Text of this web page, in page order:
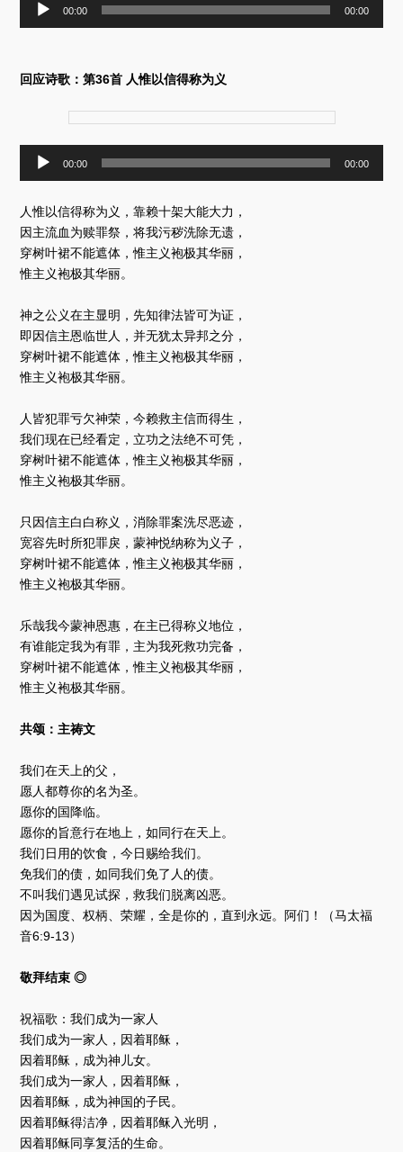
器
00:00 00:00
回应诗歌：第36首 人惟以信得称为义
放
器
00:00 00:00
人惟以信得称为义，靠赖十架大能大力，
因主流血为赎罪祭，将我污秽洗除无遗，
穿树叶裙不能遮体，惟主义袍极其华丽，
惟主义袍极其华丽。
神之公义在主显明，先知律法皆可为证，
即因信主恩临世人，并无犹太异邦之分，
穿树叶裙不能遮体，惟主义袍极其华丽，
惟主义袍极其华丽。
人皆犯罪亏欠神荣，今赖救主信而得生，
我们现在已经看定，立功之法绝不可凭，
穿树叶裙不能遮体，惟主义袍极其华丽，
惟主义袍极其华丽。
只因信主白白称义，消除罪案洗尽恶迹，
宽容先时所犯罪戾，蒙神悦纳称为义子，
穿树叶裙不能遮体，惟主义袍极其华丽，
惟主义袍极其华丽。
乐哉我今蒙神恩惠，在主已得称义地位，
有谁能定我为有罪，主为我死救功完备，
穿树叶裙不能遮体，惟主义袍极其华丽，
惟主义袍极其华丽。
共颂：主祷文
我们在天上的父，
愿人都尊你的名为圣。
愿你的国降临。
愿你的旨意行在地上，如同行在天上。
我们日用的饮食，今日赐给我们。
免我们的债，如同我们免了人的债。
不叫我们遇见试探，救我们脱离凶恶。
因为国度、权柄、荣耀，全是你的，直到永远。阿们！（马太福
音6:9-13）
敬拜结束 ◎
祝福歌：我们成为一家人
我们成为一家人，因着耶稣，
因着耶稣，成为神儿女。
我们成为一家人，因着耶稣，
因着耶稣，成为神国的子民。
因着耶稣得洁净，因着耶稣入光明，
因着耶稣同享复活的生命。